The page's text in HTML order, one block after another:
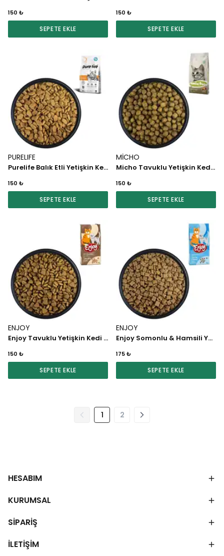
150 ₺
SEPETE EKLE
150 ₺
SEPETE EKLE
PURELIFE
Purelife Balık Etli Yetişkin Kedi Maması 1 KG
150 ₺
SEPETE EKLE
MİCHO
Micho Tavuklu Yetişkin Kedi Maması 1 KG
150 ₺
SEPETE EKLE
ENJOY
Enjoy Tavuklu Yetişkin Kedi Maması 1 KG
150 ₺
SEPETE EKLE
ENJOY
Enjoy Somonlu & Hamsili Yetişkin Kedi Maması 1 KG
175 ₺
SEPETE EKLE
1 2
HESABIM
KURUMSAL
SİPARİŞ
İLETİŞİM